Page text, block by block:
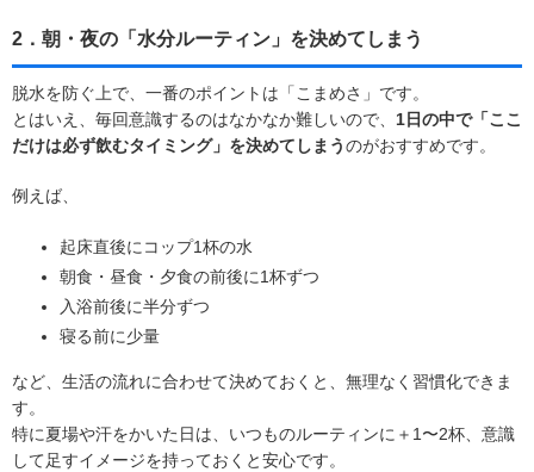
2．朝・夜の「水分ルーティン」を決めてしまう
脱水を防ぐ上で、一番のポイントは「こまめさ」です。
とはいえ、毎回意識するのはなかなか難しいので、 1日の中で「ここ
だけは必ず飲むタイミング」を決めてしまうのがおすすめです。
例えば、
起床直後にコップ1杯の水
朝食・昼食・夕食の前後に1杯ずつ
入浴前後に半分ずつ
寝る前に少量
など、生活の流れに合わせて決めておくと、無理なく習慣化できま
す。
特に夏場や汗をかいた日は、いつものルーティンに＋1〜2杯、意識
して足すイメージを持っておくと安心です。